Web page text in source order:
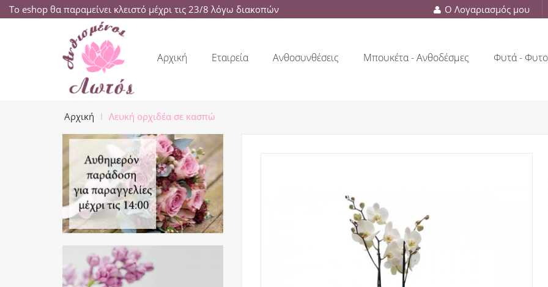
Το eshop θα παραμείνει κλειστό μέχρι τις 23/8 λόγω διακοπών Ο Λογαριασμός μου
Αρχική Εταιρεία Ανθοσυνθέσεις Μπουκέτα - Ανθοδέσμες Φυτά -
Αρχική Λευκή ορχιδέα σε κασπώ